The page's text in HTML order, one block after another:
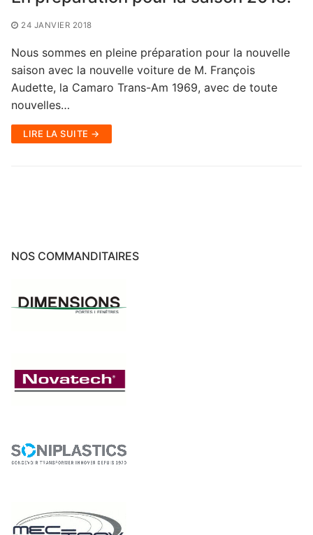
24 JANVIER 2018
Nous sommes en pleine préparation pour la nouvelle
saison avec la nouvelle voiture de M. François
Audette, la Camaro Trans-Am 1969, avec de toute
nouvelles…
LIRE LA SUITE →
NOS COMMANDITAIRES